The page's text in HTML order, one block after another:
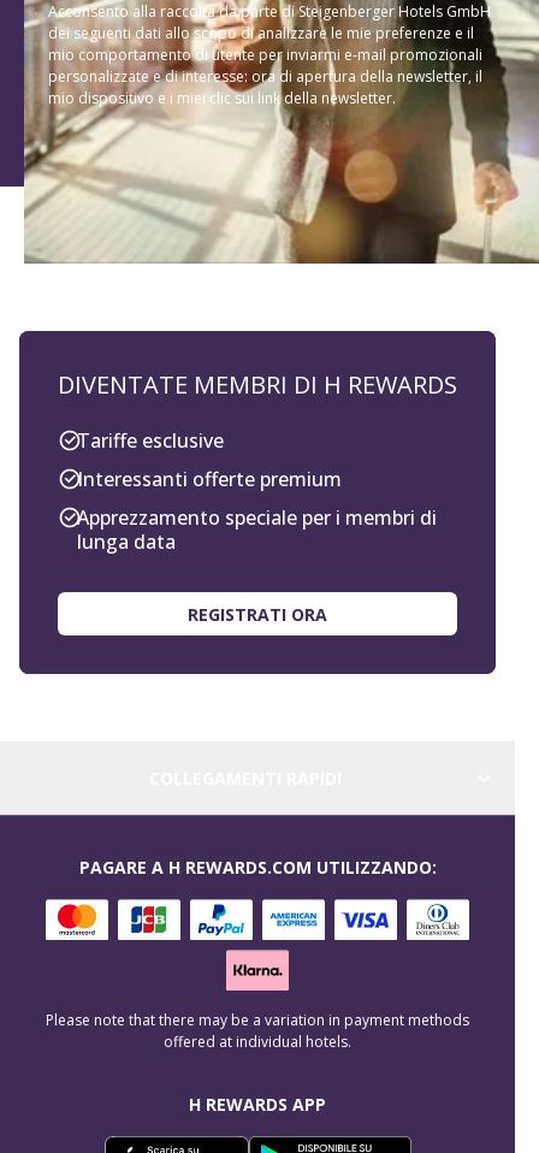
Acconsento alla raccolta da parte di Steigenberger Hotels GmbH
dei seguenti dati allo scopo di analizzare le mie preferenze e il
mio comportamento di utente per inviarmi e-mail promozionali
personalizzate e di interesse: ora di apertura della newsletter, il
mio dispositivo e i miei clic sui link della newsletter.
DIVENTATE MEMBRI DI H REWARDS
Tariffe esclusive
Interessanti offerte premium
Apprezzamento speciale per i membri di
lunga data
REGISTRATI ORA
H REWARDS APP
PAGARE A H REWARDS.COM UTILIZZANDO:
Please note that there may be a variation in payment methods
offered at individual hotels.